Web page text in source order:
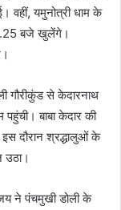
वहीं, यमुनोत्री धाम के
बजे खुलेंगे।
गौरीकुंड से केदारनाथ
बाबा केदार की
दौरान श्रद्धालुओं के
ने पंचमुखी डोली के